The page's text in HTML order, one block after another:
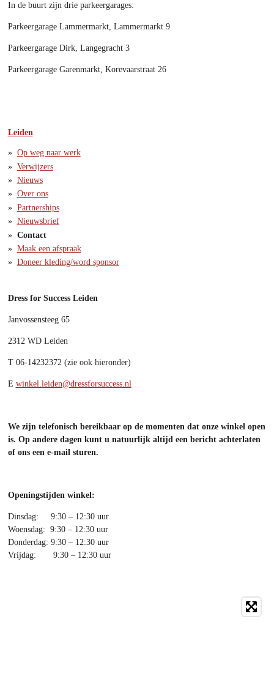
In de buurt zijn drie parkeergarages:
Parkeergarage Lammermarkt, Lammermarkt 9
Parkeergarage Dirk, Langegracht 3
Parkeergarage Garenmarkt, Korevaarstraat 26
Leiden
Op weg naar werk
Verwijzers
Nieuws
Over ons
Partnerships
Nieuwsbrief
Contact
Maak een afspraak
Doneer kleding/word sponsor
Dress for Success Leiden
Janvossensteeg 65
2312 WD Leiden
T 06-14232372 (zie ook hieronder)
E winkel.leiden@dressforsuccess.nl
We zijn telefonisch bereikbaar op de momenten dat onze winkel open
is. Op andere dagen kunt u natuurlijk altijd een bericht achterlaten
of ons een e-mail sturen.
Openingstijden winkel:
Dinsdag: 9:30 – 12:30 uur
Woensdag: 9:30 – 12:30 uur
Donderdag: 9:30 – 12:30 uur
Vrijdag: 9:30 – 12:30 uur